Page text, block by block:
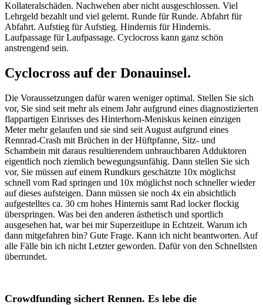
Kollateralschäden. Nachwehen aber nicht ausgeschlossen. Viel
Lehrgeld bezahlt und viel gelernt. Runde für Runde. Abfahrt für
Abfahrt. Aufstieg für Aufstieg. Hindernis für Hindernis.
Laufpassage für Laufpassage. Cyclocross kann ganz schön
anstrengend sein.
Cyclocross auf der Donauinsel.
Die Voraussetzungen dafür waren weniger optimal. Stellen Sie sich
vor, Sie sind seit mehr als einem Jahr aufgrund eines diagnostizierten
flappartigen Einrisses des Hinterhorn-Meniskus keinen einzigen
Meter mehr gelaufen und sie sind seit August aufgrund eines
Rennrad-Crash mit Brüchen in der Hüftpfanne, Sitz- und
Schambein mit daraus resultierendem unbrauchbaren Adduktoren
eigentlich noch ziemlich bewegungsunfähig. Dann stellen Sie sich
vor, Sie müssen auf einem Rundkurs geschätzte 10x möglichst
schnell vom Rad springen und 10x möglichst noch schneller wieder
auf dieses aufsteigen. Dann müssen sie noch 4x ein absichtlich
aufgestelltes ca. 30 cm hohes Hinternis samt Rad locker flockig
überspringen. Was bei den anderen ästhetisch und sportlich
ausgesehen hat, war bei mir Superzeitlupe in Echtzeit. Warum ich
dann mitgefahren bin? Gute Frage. Kann ich nicht beantworten. Auf
alle Fälle bin ich nicht Letzter geworden. Dafür von den Schnellsten
überrundet.
Crowdfunding sichert Rennen. Es lebe die